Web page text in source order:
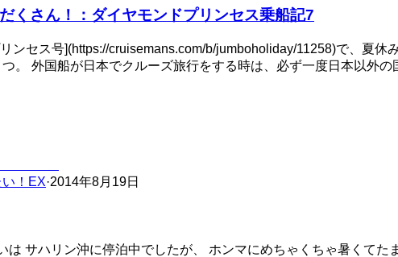
くさん！：ダイヤモンドプリンセス乗船記7
ンセス号](https://cruisemans.com/b/jumboholiday/11258)で、夏
。 外国船が日本でクルーズ旅行をする時は、必ず一度日本以外
！EX·2014年8月19日
は サハリン沖に停泊中でしたが、 ホンマにめちゃくちゃ暑くて